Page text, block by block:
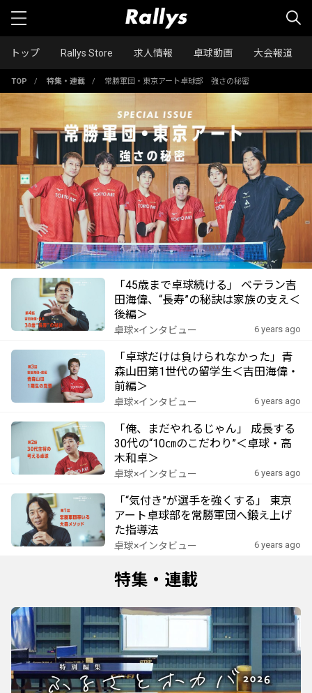
トップ Rallys Store 求人情報 卓球動画 大会報道
TOP / 特集・連載 / 常勝軍団・東京アート卓球部 強さの秘密
「45歳まで卓球続ける」 ベテラン吉
田海偉、“長寿”の秘訣は家族の支え＜
後編＞
卓球×インタビュー 6 years ago
「卓球だけは負けられなかった」青
森山田第1世代の留学生＜吉田海偉・
前編＞
卓球×インタビュー 6 years ago
「俺、まだやれるじゃん」 成長する
30代の“10㎝のこだわり”＜卓球・高
木和卓＞
卓球×インタビュー 6 years ago
「“気付き”が選手を強くする」 東京
アート卓球部を常勝軍団へ鍛え上げ
た指導法
卓球×インタビュー 6 years ago
特集・連載